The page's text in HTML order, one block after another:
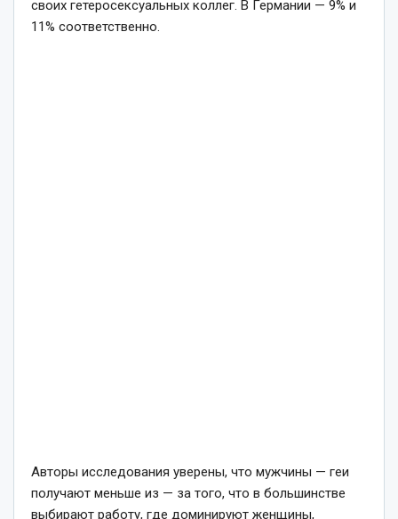
своих гетеросексуальных коллег. В Германии — 9% и
11% соответственно.
Авторы исследования уверены, что мужчины — геи
получают меньше из — за того, что в большинстве
выбирают работу, где доминируют женщины,